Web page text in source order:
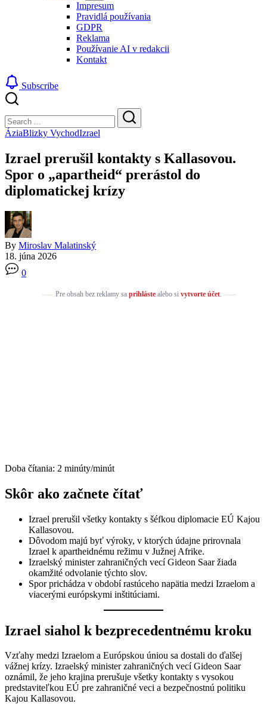
Impresum
Pravidlá používania
GDPR
Reklama
Používanie AI v redakcii
Kontakt
Subscribe
Search
Search
ÁziaBlizky VychodIzrael
Izrael prerušil kontakty s Kallasovou.
Spor o „apartheid“ prerástol do
diplomatickej krízy
By Miroslav Malatinský
18. júna 2026
0
Pre obsah bez reklamy sa prihlástealebo si vytvorte účet.
Doba čítania: 2 minúty/minút
Skôr ako začnete čítať
Izrael prerušil všetky kontakty s šéfkou diplomacie EÚ Kajou
Kallasovou.
Dôvodom majú byť výroky, v ktorých údajne prirovnala
Izrael k apartheidnému režimu v Južnej Afrike.
Izraelský minister zahraničných vecí Gideon Saar žiada
okamžité odvolanie týchto slov.
Spor prichádza v období rastúceho napätia medzi Izraelom a
viacerými európskymi inštitúciami.
Izrael siahol k bezprecedentnému kroku
Vzťahy medzi Izraelom a Európskou úniou sa dostali do ďalšej
vážnej krízy. Izraelský minister zahraničných vecí Gideon Saar
oznámil, že jeho krajina prerušuje všetky kontakty s vysokou
predstaviteľkou EÚ pre zahraničné veci a bezpečnostnú politiku
Kajou Kallasovou.